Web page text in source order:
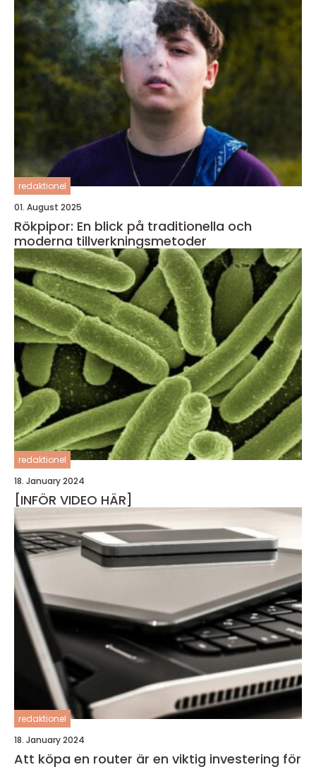
redaktionel
01. August 2025
Rökpipor: En blick på traditionella och
moderna tillverkningsmetoder
redaktionel
18. January 2024
[INFÖR VIDEO HÄR]
redaktionel
18. January 2024
Att köpa en router är en viktig investering för